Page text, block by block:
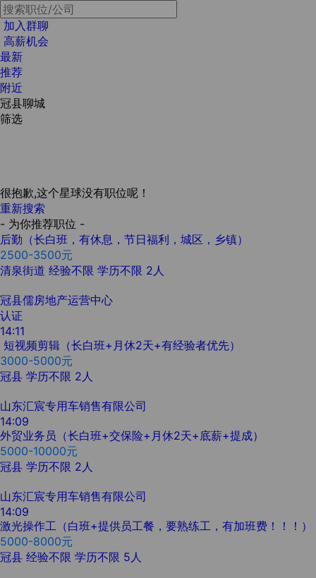
加入群聊
高薪机会
最新
推荐
附近
冠县聊城
筛选
很抱歉,这个星球没有职位呢！
重新搜索
- 为你推荐职位 -
后勤（长白班，有休息，节日福利，城区，乡镇）
2500-3500元
清泉街道 经验不限 学历不限 2人
冠县儒房地产运营中心
认证
14:11
短视频剪辑（长白班+月休2天+有经验者优先）
3000-5000元
冠县 学历不限 2人
山东汇宸专用车销售有限公司
14:09
外贸业务员（长白班+交保险+月休2天+底薪+提成）
5000-10000元
冠县 学历不限 2人
山东汇宸专用车销售有限公司
14:09
激光操作工（白班+提供员工餐，要熟练工，有加班费！！！）
5000-8000元
冠县 经验不限 学历不限 5人